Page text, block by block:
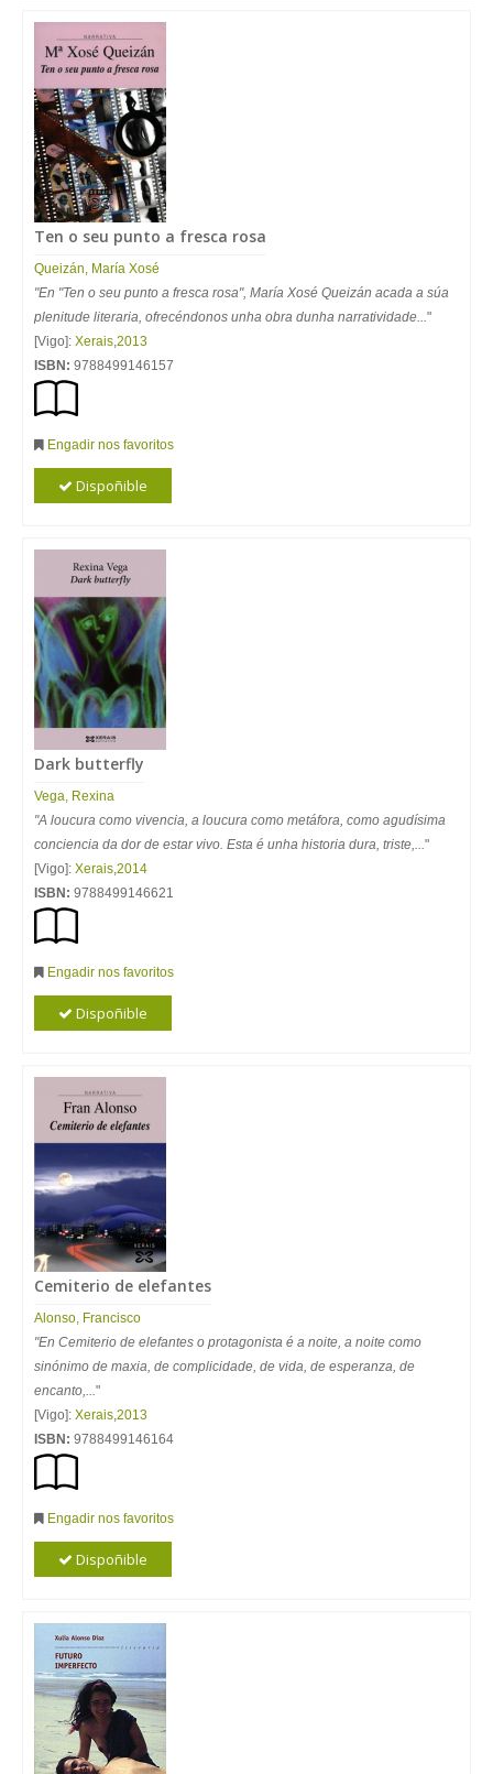
Ten o seu punto a fresca rosa
Queizán, María Xosé
"En "Ten o seu punto a fresca rosa", María Xosé Queizán acada a súa
plenitude literaria, ofrecéndonos unha obra dunha narratividade..."
[Vigo]: Xerais,2013
ISBN: 9788499146157
Engadir nos favoritos
Dispoñible
Dark butterfly
Vega, Rexina
"A loucura como vivencia, a loucura como metáfora, como agudísima
conciencia da dor de estar vivo. Esta é unha historia dura, triste,..."
[Vigo]: Xerais,2014
ISBN: 9788499146621
Engadir nos favoritos
Dispoñible
Cemiterio de elefantes
Alonso, Francisco
"En Cemiterio de elefantes o protagonista é a noite, a noite como
sinónimo de maxia, de complicidade, de vida, de esperanza, de
encanto,..."
[Vigo]: Xerais,2013
ISBN: 9788499146164
Engadir nos favoritos
Dispoñible